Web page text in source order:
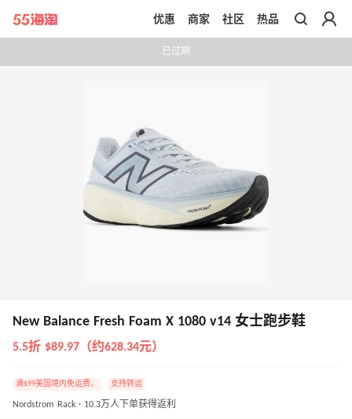
带你去官网买正品
优惠 商家 社区 热品
已过期
New Balance Fresh Foam X 1080 v14 女士跑步鞋
5.5折 $89.97（约628.34元）
满$99美国境内免运费。 支持转运
Nordstrom Rack · 10.3万人下单获得返利